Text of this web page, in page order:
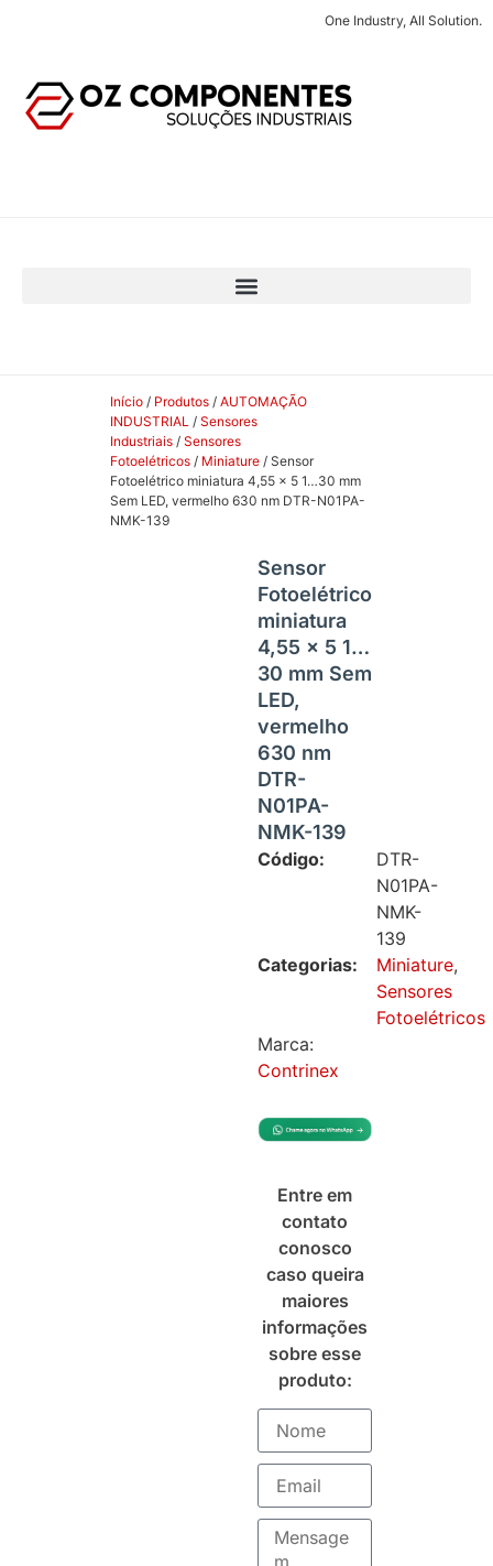
One Industry, All Solution.
Início / Produtos / AUTOMAÇÃO
INDUSTRIAL / Sensores
Industriais / Sensores
Fotoelétricos / Miniature / Sensor
Fotoelétrico miniatura 4,55 x 5 1…30 mm
Sem LED, vermelho 630 nm DTR-N01PA-
NMK-139
Sensor
Fotoelétrico
miniatura
4,55 x 5 1…
30 mm Sem
LED,
vermelho
630 nm
DTR-
N01PA-
NMK-139
Código:
DTR-
N01PA-
NMK-
139
Categorias:
Miniature,
Sensores
Fotoelétricos
Marca:
Contrinex
Entre em
contato
conosco
caso queira
maiores
informações
sobre esse
produto: